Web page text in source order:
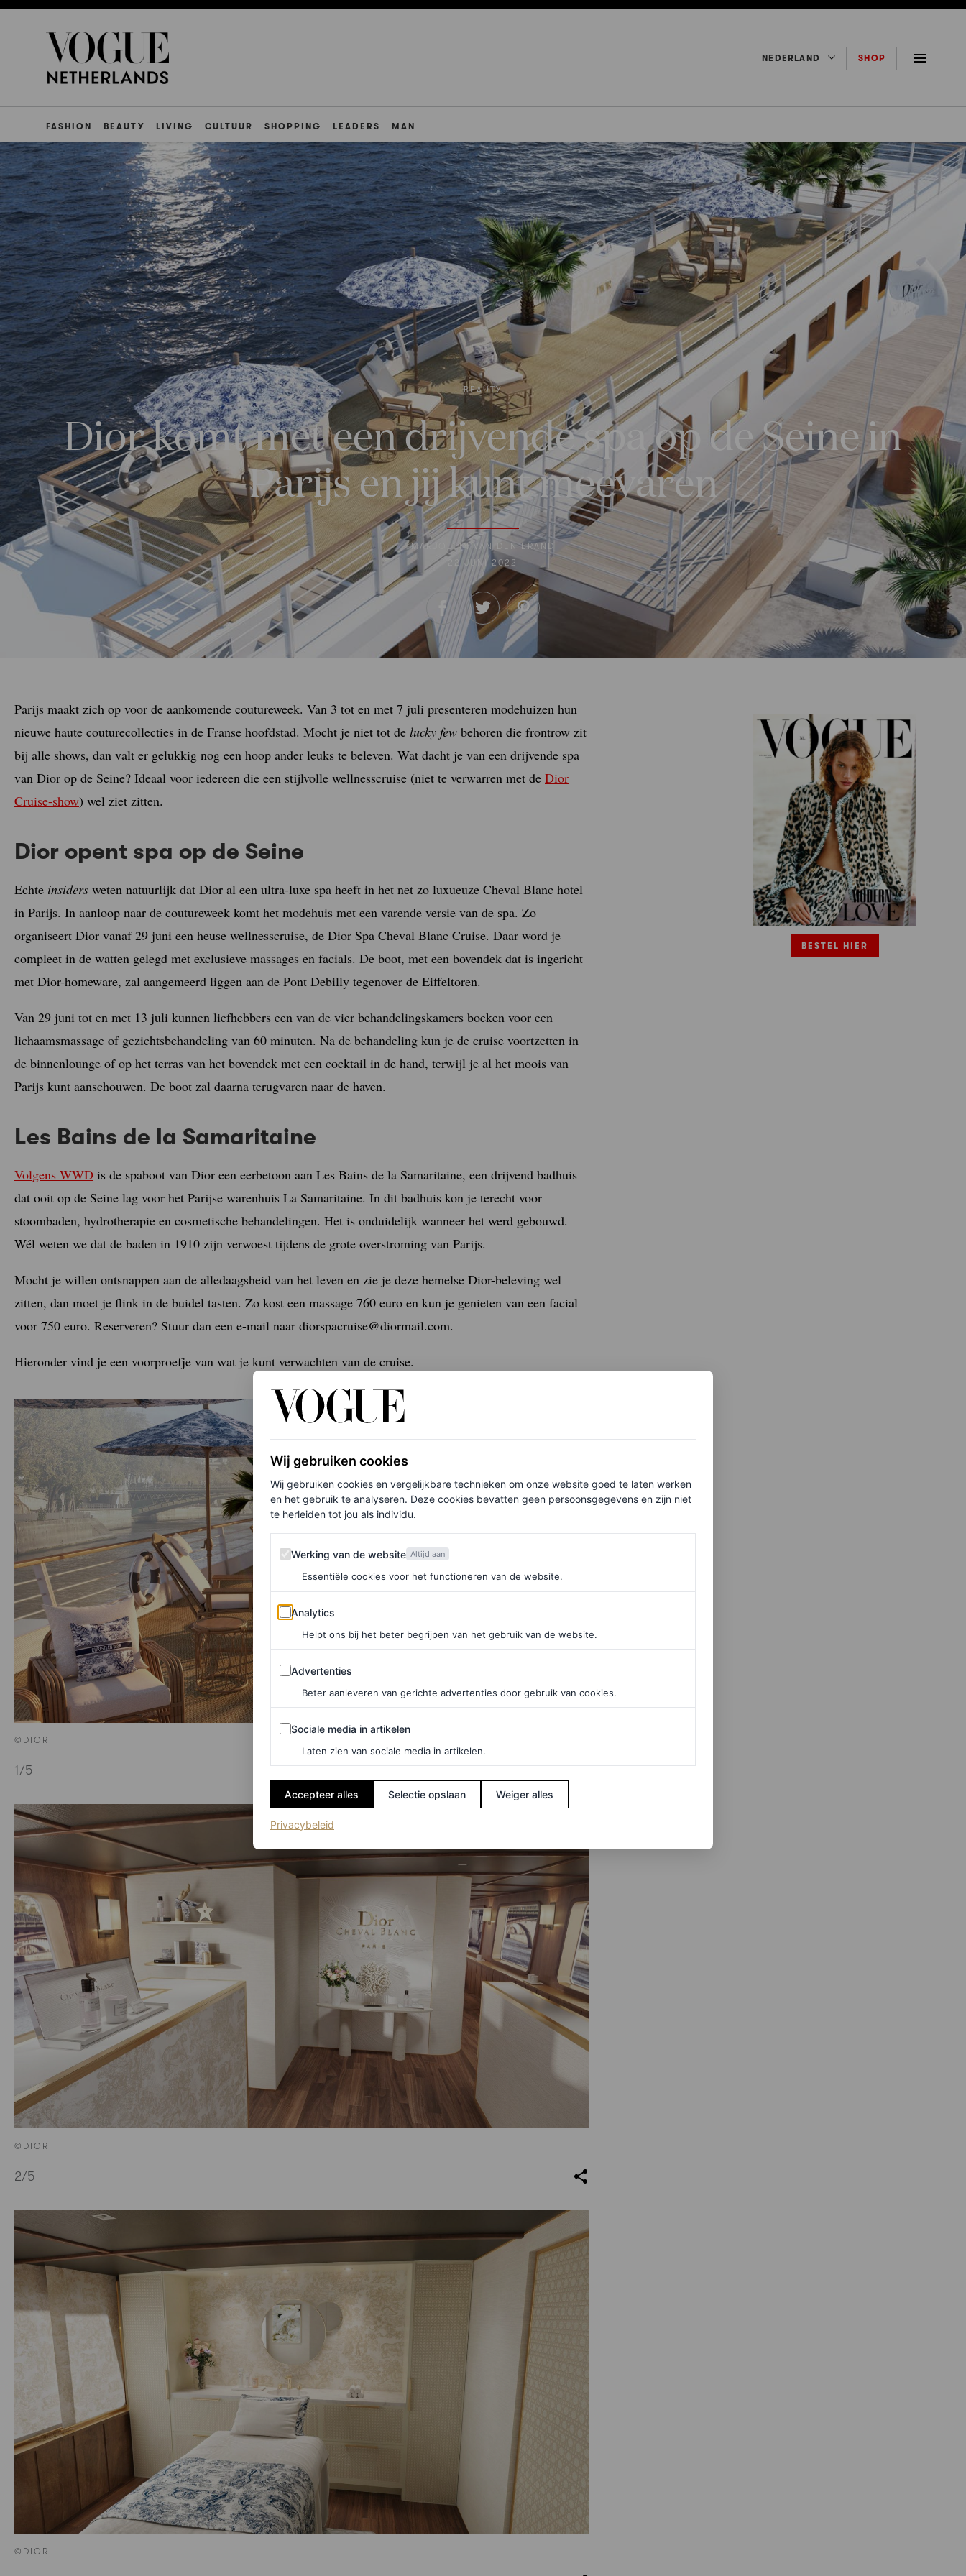
NEDERLAND SHOP
FASHION BEAUTY LIVING CULTUUR SHOPPING LEADERS MAN
BEAUTY
Dior komt met een drijvende spa op de Seine in
Parijs en jij kunt meevaren
MARJOLEIN VAN DEN BRAND
22 JUNI 2022
Parijs maakt zich op voor de aankomende coutureweek. Van 3 tot en met 7 juli presenteren modehuizen hun
nieuwe haute couturecollecties in de Franse hoofdstad. Mocht je niet tot de lucky few behoren die frontrow zit
bij alle shows, dan valt er gelukkig nog een hoop ander leuks te beleven. Wat dacht je van een drijvende spa
van Dior op de Seine? Ideaal voor iedereen die een stijlvolle wellnesscruise (niet te verwarren met de Dior
Cruise-show) wel ziet zitten.
Dior opent spa op de Seine
Echte insiders weten natuurlijk dat Dior al een ultra-luxe spa heeft in het net zo luxueuze Cheval Blanc hotel
in Parijs. In aanloop naar de coutureweek komt het modehuis met een varende versie van de spa. Zo
organiseert Dior vanaf 29 juni een heuse wellnesscruise, de Dior Spa Cheval Blanc Cruise. Daar word je
compleet in de watten gelegd met exclusieve massages en facials. De boot, met een bovendek dat is ingericht
met Dior-homeware, zal aangemeerd liggen aan de Pont Debilly tegenover de Eiffeltoren.
Van 29 juni tot en met 13 juli kunnen liefhebbers een van de vier behandelingskamers boeken voor een
lichaamsmassage of gezichtsbehandeling van 60 minuten. Na de behandeling kun je de cruise voortzetten in
de binnenlounge of op het terras van het bovendek met een cocktail in de hand, terwijl je al het moois van
Parijs kunt aanschouwen. De boot zal daarna terugvaren naar de haven.
Les Bains de la Samaritaine
Volgens WWD is de spaboot van Dior een eerbetoon aan Les Bains de la Samaritaine, een drijvend badhuis
dat ooit op de Seine lag voor het Parijse warenhuis La Samaritaine. In dit badhuis kon je terecht voor
stoombaden, hydrotherapie en cosmetische behandelingen. Het is onduidelijk wanneer het werd gebouwd.
Wél weten we dat de baden in 1910 zijn verwoest tijdens de grote overstroming van Parijs.
Mocht je willen ontsnappen aan de alledaagsheid van het leven en zie je deze hemelse Dior-beleving wel
zitten, dan moet je flink in de buidel tasten. Zo kost een massage 760 euro en kun je genieten van een facial
voor 750 euro. Reserveren? Stuur dan een e-mail naar diorspacruise@diormail.com.
Hieronder vind je een voorproefje van wat je kunt verwachten van de cruise.
©DIOR
1/5
©DIOR
2/5
©DIOR
BESTEL HIER
Wij gebruiken cookies
Wij gebruiken cookies en vergelijkbare technieken om onze website goed te laten werken
en het gebruik te analyseren. Deze cookies bevatten geen persoonsgegevens en zijn niet
te herleiden tot jou als individu.
Werking van de website
Werking van de website Altijd aan
Essentiële cookies voor het functioneren van de website.
Analytics
Analytics
Helpt ons bij het beter begrijpen van het gebruik van de website.
Advertenties
Advertenties
Beter aanleveren van gerichte advertenties door gebruik van cookies.
Sociale media in artikelen
Sociale media in artikelen
Laten zien van sociale media in artikelen.
Accepteer alles Selectie opslaan Weiger alles
Privacybeleid